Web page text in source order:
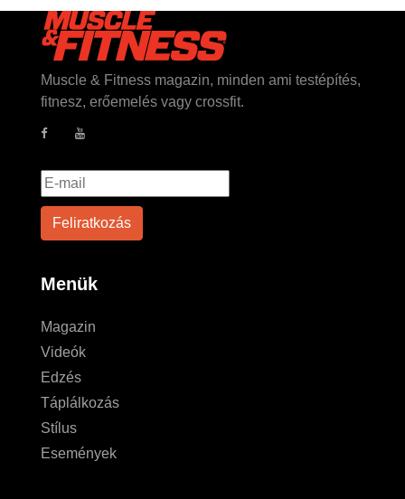
Muscle & Fitness magazin, minden ami testépítés,
fitnesz, erőemelés vagy crossfit.
Menük
Magazin
Videók
Edzés
Táplálkozás
Stílus
Események